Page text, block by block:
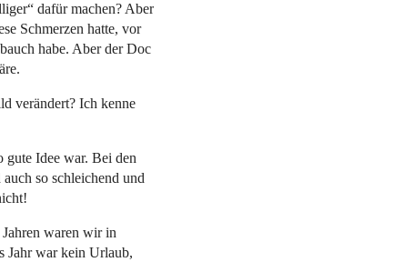
dafür machen? Aber
Schmerzen hatte, vor
habe. Aber der Doc
verändert? Ich kenne
gute Idee war. Bei den
so schleichend und
waren wir in
Jahr war kein Urlaub,